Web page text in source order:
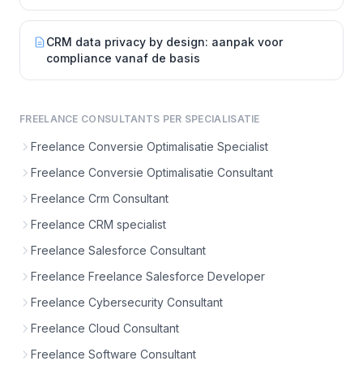
CRM data privacy by design: aanpak voor
compliance vanaf de basis
FREELANCE CONSULTANTS PER SPECIALISATIE
Freelance Conversie Optimalisatie Specialist
Freelance Conversie Optimalisatie Consultant
Freelance Crm Consultant
Freelance CRM specialist
Freelance Salesforce Consultant
Freelance Freelance Salesforce Developer
Freelance Cybersecurity Consultant
Freelance Cloud Consultant
Freelance Software Consultant